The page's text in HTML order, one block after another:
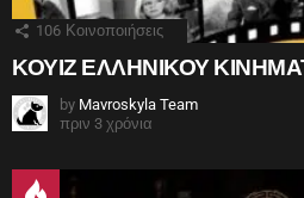
106 Κοινοποιήσεις
ΚΟΥΙΖ ΕΛΛΗΝΙΚΟΥ
by Mavroskyla Team
πριν 3 χρόνια